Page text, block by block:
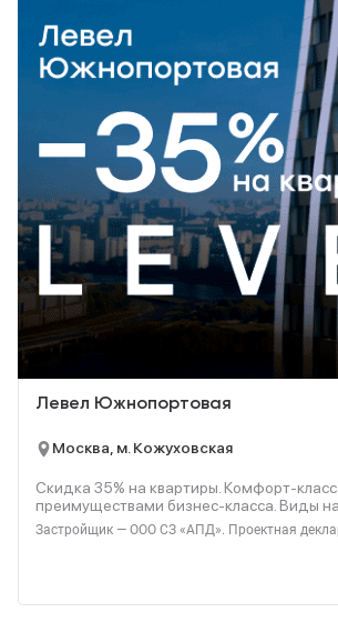
Левел Южнопортовая
Москва, м. Кожуховская
Скидка 35% на квартиры. Комфорт-класс
преимуществами бизнес-класса. Виды